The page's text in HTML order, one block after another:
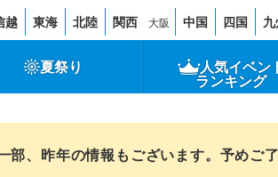
越 東海 北陸 関西 大阪 中国 四国
夏祭り 人気イベン
ランキング
、昨年の情報もございます。予めご了